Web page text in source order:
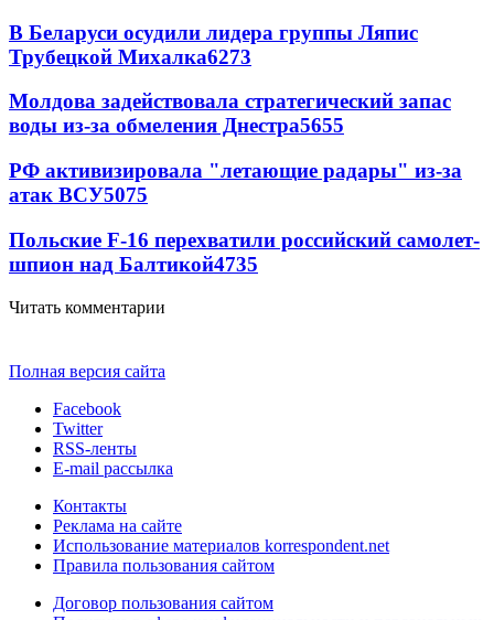
В Беларуси осудили лидера группы Ляпис
Трубецкой Михалка6273
Молдова задействовала стратегический запас
воды из-за обмеления Днестра5655
РФ активизировала "летающие радары" из-за
атак ВСУ5075
Польские F-16 перехватили российский самолет-
шпион над Балтикой4735
Читать комментарии
Полная версия сайта
Facebook
Twitter
RSS-ленты
E-mail рассылка
Контакты
Реклама на сайте
Использование материалов korrespondent.net
Правила пользования сайтом
Договор пользования сайтом